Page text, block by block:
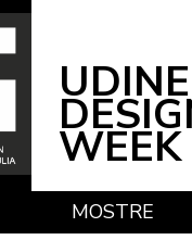
UDINE
MOSTRE